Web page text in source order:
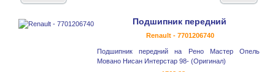
Подшипник передний
Renault - 7701206740
Подшипник передний на Рено Мастер Опель
Мовано Нисан Интерстар 98- (Оригинал)